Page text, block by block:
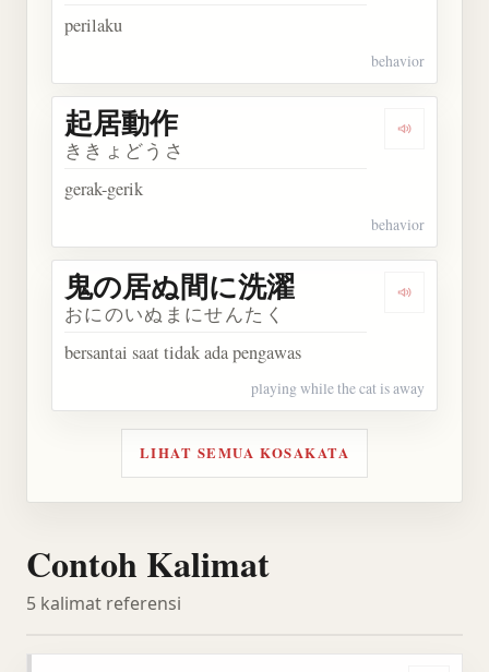
perilaku
behavior
Dengarkan
起居動作
ききょどうさ
gerak-gerik
behavior
Dengarkan
鬼の居ぬ間に洗濯
おにのいぬまにせんたく
bersantai saat tidak ada pengawas
playing while the cat is away
LIHAT SEMUA KOSAKATA
Contoh Kalimat
5 kalimat referensi